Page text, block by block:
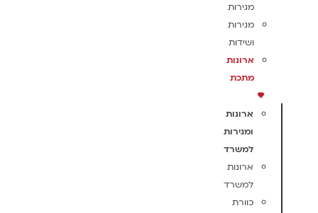
מגירות
מגירות
ושידות
ארונות
מתכת
ארונות
ומגירות
למשרד
ארונות
למשרד
כוורת